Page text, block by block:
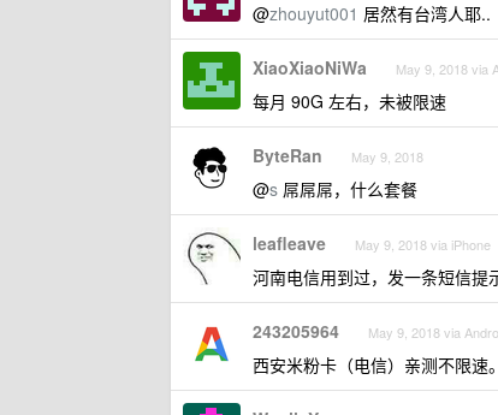
@zhouyut001 居然有台湾人耶..
XiaoXiaoNiWa May 9, 2018 via
每月 90G 左右，未被限速
ByteRan May 9, 2018
@s 屌屌屌，什么套餐
leafleave May 9, 2018 via iPhone
河南电信用到过，发一条短信
243205964 May 9, 2018 via
西安米粉卡（电信）亲测不限速。